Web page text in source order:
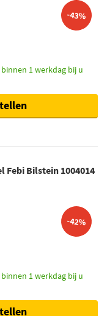
-43%
1 werkdag bij u
Bilstein 1004014
-42%
1 werkdag bij u